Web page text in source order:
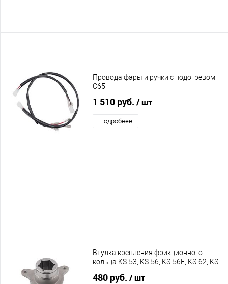
Провода фары и ручки с подогревом
C65
1 510 руб. / шт
Подробнее
Втулка крепления фрикционного
кольца KS-53, KS-56, KS-56E, KS-62, KS-
480 руб. / шт